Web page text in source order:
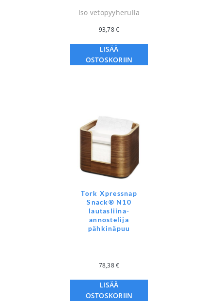
Iso vetopyyherulla
93,78€
LISÄÄ
OSTOSKORIIN
Tork Xpressnap
Snack® N10
lautasliina-
annostelija
pähkinäpuu
78,38€
LISÄÄ
OSTOSKORIIN